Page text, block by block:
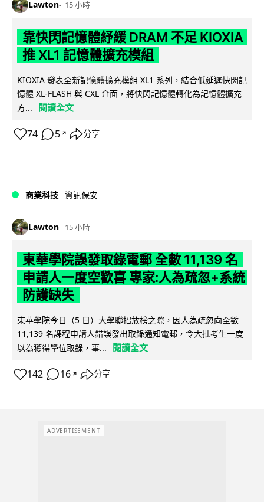
Lawton 15 小時
靠快閃記憶體紓緩 DRAM 不足 KIOXIA
推 XL1 記憶體擴充模組
KIOXIA 發表全新記憶體擴充模組 XL1 系列，結合低延遲快閃記
憶體 XL-FLASH 與 CXL 介面，將快閃記憶體轉化為記憶體擴充
方...
閱讀全文
74 5 ↗ 分享
商業科技 資訊保安
Lawton 15 小時
東華學院誤發取錄電郵 全數 11,139 名
申請人一度空歡喜 專家:人為疏忽+系統
防護缺失
東華學院今日（5 日）大學聯招放榜之際，因人為疏忽向全數
11,139 名課程申請人錯誤發出取錄通知電郵，令大批考生一度
以為獲得學位取錄，事...
閱讀全文
142 16 ↗ 分享
ADVERTISEMENT